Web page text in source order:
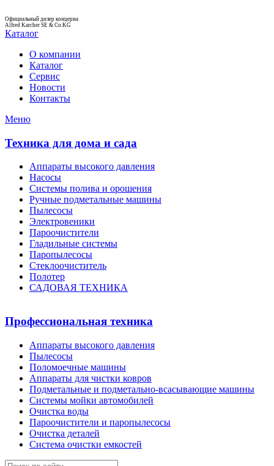
Официальный дилер концерна
Alfred Karcher SE & Co.KG
Каталог
О компании
Каталог
Сервис
Новости
Контакты
Меню
Техника для дома и сада
Аппараты высокого давления
Насосы
Системы полива и орошения
Ручные подметальные машины
Пылесосы
Электровеники
Пароочистители
Гладильные системы
Паропылесосы
Стеклоочиститель
Полотер
САДОВАЯ ТЕХНИКА
Профессиональная техника
Аппараты высокого давления
Пылесосы
Поломоечные машины
Аппараты для чистки ковров
Подметальные и подметально-всасывающие машины
Системы мойки автомобилей
Очистка воды
Пароочистители и паропылесосы
Очистка деталей
Система очистки емкостей